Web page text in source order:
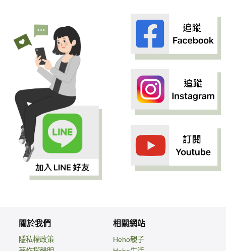
關於我們
隱私權政策
相關網站
Heho親子